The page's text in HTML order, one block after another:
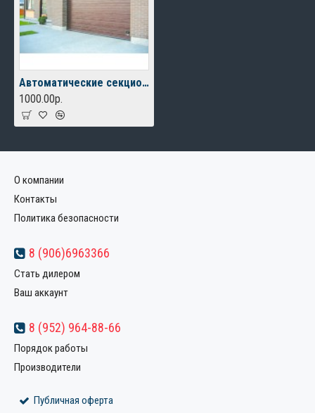
Автоматические секционные ворота для гаража
1000.00р.
О компании
Контакты
Политика безопасности
8 (906)6963366
Стать дилером
Ваш аккаунт
8 (952) 964-88-66
Порядок работы
Производители
Публичная оферта